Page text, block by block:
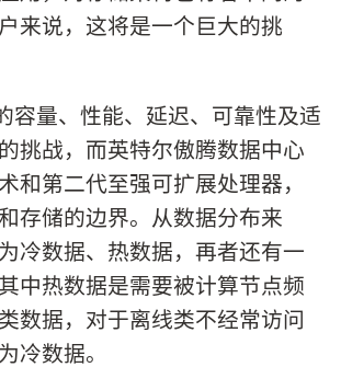
来说，这将是一个巨大的挑
容量、性能、延迟、可靠性及适
挑战，而英特尔傲腾数据中心
和第二代至强可扩展处理器，
存储的边界。从数据分布来
冷数据、热数据，再者还有一
中热数据是需要被计算节点频
数据，对于离线类不经常访问
冷数据。